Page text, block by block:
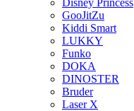
Disney Princess
GooJitZu
Kiddi Smart
LUKKY
Funko
DOKA
DINOSTER
Bruder
Laser X